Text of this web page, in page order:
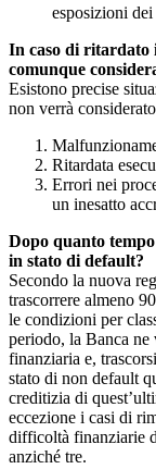
esposizioni
In caso di ritardato
comunque
Esistono precise
non verrà
Ritardata
Errori nei
un inesatto
Dopo quanto
in stato di default?
Secondo la nuova
trascorrere almeno
le condizioni per
periodo, la Banca ne
finanziaria e,
stato di non default
creditizia di
eccezione i casi di
difficoltà finanziarie
anziché tre.